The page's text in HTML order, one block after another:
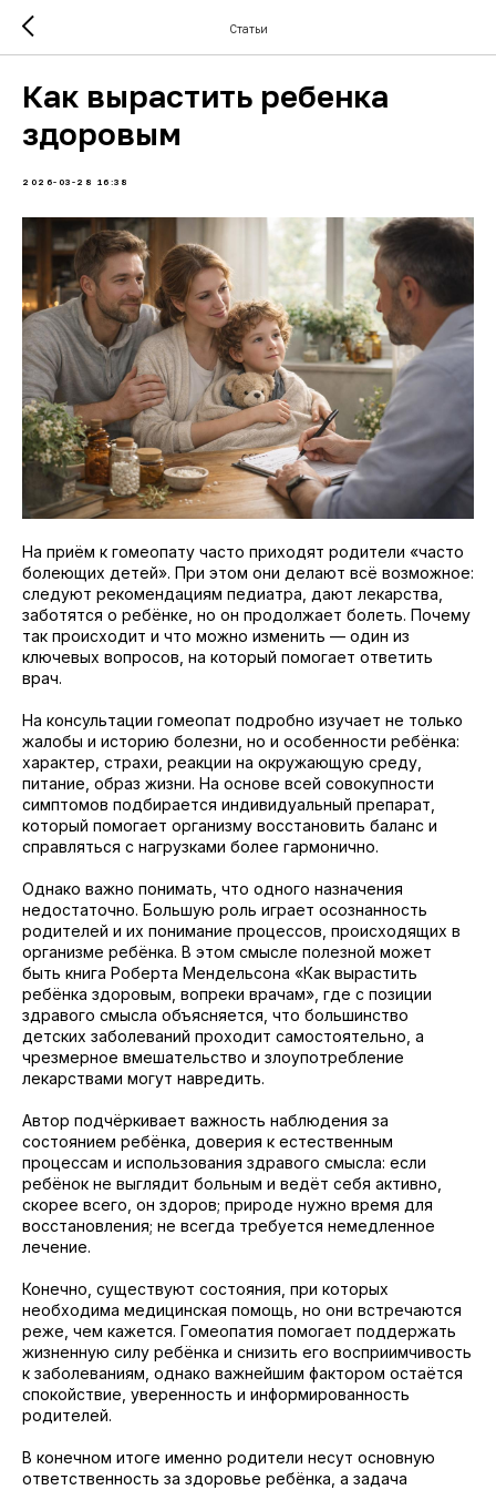
Статьи
Как вырастить ребенка
здоровым
2026-03-28 16:38
На приём к гомеопату часто приходят родители «часто
болеющих детей». При этом они делают всё возможное:
следуют рекомендациям педиатра, дают лекарства,
заботятся о ребёнке, но он продолжает болеть. Почему
так происходит и что можно изменить — один из
ключевых вопросов, на который помогает ответить
врач.
На консультации гомеопат подробно изучает не только
жалобы и историю болезни, но и особенности ребёнка:
характер, страхи, реакции на окружающую среду,
питание, образ жизни. На основе всей совокупности
симптомов подбирается индивидуальный препарат,
который помогает организму восстановить баланс и
справляться с нагрузками более гармонично.
Однако важно понимать, что одного назначения
недостаточно. Большую роль играет осознанность
родителей и их понимание процессов, происходящих в
организме ребёнка. В этом смысле полезной может
быть книга Роберта Мендельсона «Как вырастить
ребёнка здоровым, вопреки врачам», где с позиции
здравого смысла объясняется, что большинство
детских заболеваний проходит самостоятельно, а
чрезмерное вмешательство и злоупотребление
лекарствами могут навредить.
Автор подчёркивает важность наблюдения за
состоянием ребёнка, доверия к естественным
процессам и использования здравого смысла: если
ребёнок не выглядит больным и ведёт себя активно,
скорее всего, он здоров; природе нужно время для
восстановления; не всегда требуется немедленное
лечение.
Конечно, существуют состояния, при которых
необходима медицинская помощь, но они встречаются
реже, чем кажется. Гомеопатия помогает поддержать
жизненную силу ребёнка и снизить его восприимчивость
к заболеваниям, однако важнейшим фактором остаётся
спокойствие, уверенность и информированность
родителей.
В конечном итоге именно родители несут основную
ответственность за здоровье ребёнка, а задача